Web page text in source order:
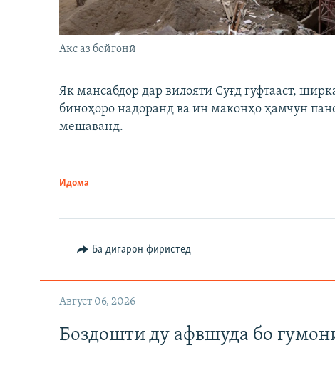
Акс аз бойгонӣ
Як мансабдор дар вилояти Суғд гуфтааст,
биноҳоро надоранд ва ин маконҳо ҳамчун
мешаванд.
Идома
Ба дигарон фиристед
Август 06, 2026
Боздошти ду афвшуда бо